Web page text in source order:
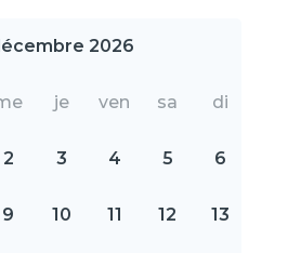
2026
je ven sa di
2 3 4 5 6
9 10 11 12 13